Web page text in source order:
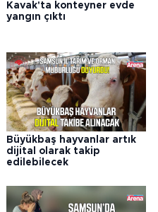
Kavak'ta konteyner evde
yangın çıktı
Büyükbaş hayvanlar artık
dijital olarak takip
edilebilecek